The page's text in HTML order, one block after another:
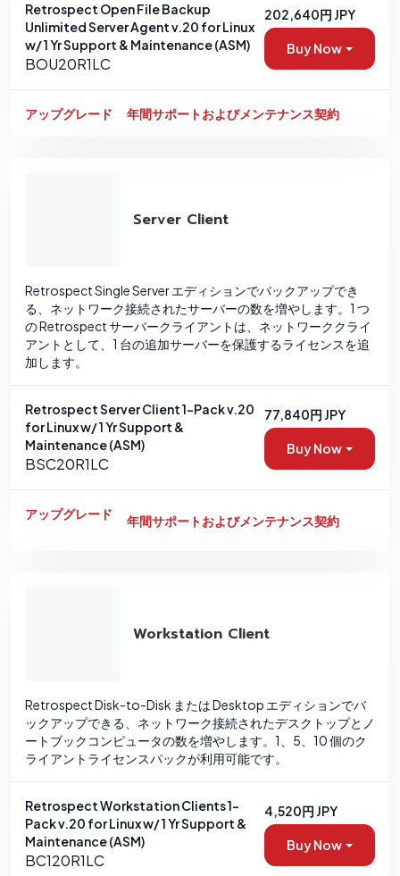
Retrospect Open File Backup
Unlimited Server Agent v.20 for Linux
w/ 1 Yr Support & Maintenance (ASM)
BOU20R1LC
202,640円 JPY
Buy Now
アップグレード 年間サポートおよびメンテナンス契約
Server Client
Retrospect Single Server エディションでバックアップでき
る、ネットワーク接続されたサーバーの数を増やします。1 つ
の Retrospect サーバークライアントは、ネットワーククライ
アントとして、1 台の追加サーバーを保護するライセンスを追
加します。
Retrospect Server Client 1-Pack v.20
for Linux w/ 1 Yr Support &
Maintenance (ASM)
BSC20R1LC
77,840円 JPY
Buy Now
アップグレード 年間サポートおよびメンテナンス契約
Workstation Client
Retrospect Disk-to-Disk または Desktop エディションでバ
ックアップできる、ネットワーク接続されたデスクトップとノ
ートブックコンピュータの数を増やします。1、5、10 個のク
ライアントライセンスパックが利用可能です。
Retrospect Workstation Clients 1-
Pack v.20 for Linux w/ 1 Yr Support &
Maintenance (ASM)
BC120R1LC
4,520円 JPY
Buy Now